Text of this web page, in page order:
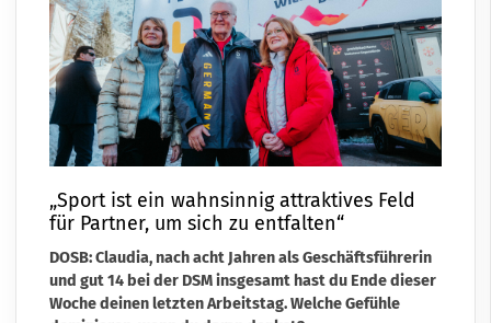
„Sport ist ein wahnsinnig attraktives Feld
für Partner, um sich zu entfalten“
DOSB: Claudia, nach acht Jahren als Geschäftsführerin
und gut 14 bei der DSM insgesamt hast du Ende dieser
Woche deinen letzten Arbeitstag. Welche Gefühle